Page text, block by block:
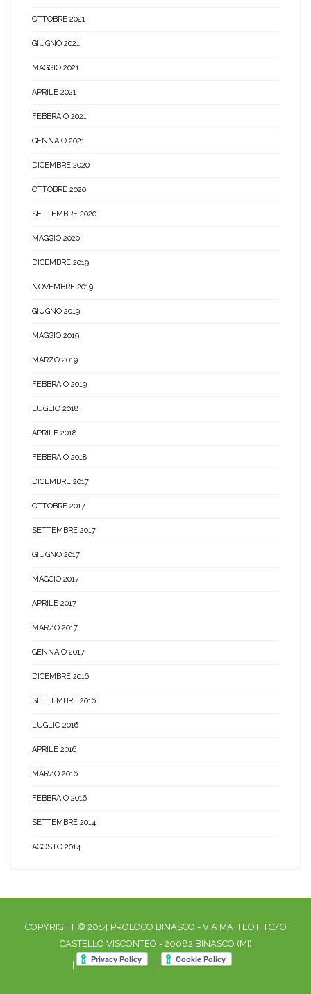
OTTOBRE 2021
GIUGNO 2021
MAGGIO 2021
APRILE 2021
FEBBRAIO 2021
GENNAIO 2021
DICEMBRE 2020
OTTOBRE 2020
SETTEMBRE 2020
MAGGIO 2020
DICEMBRE 2019
NOVEMBRE 2019
GIUGNO 2019
MAGGIO 2019
MARZO 2019
FEBBRAIO 2019
LUGLIO 2018
APRILE 2018
FEBBRAIO 2018
DICEMBRE 2017
OTTOBRE 2017
SETTEMBRE 2017
GIUGNO 2017
MAGGIO 2017
APRILE 2017
MARZO 2017
GENNAIO 2017
DICEMBRE 2016
SETTEMBRE 2016
LUGLIO 2016
APRILE 2016
MARZO 2016
FEBBRAIO 2016
SETTEMBRE 2014
AGOSTO 2014
COPYRIGHT © 2014 PROLOCO BINASCO - VIA MATTEOTTI C/O
CASTELLO VISCONTEO - 20082 BINASCO (MI)